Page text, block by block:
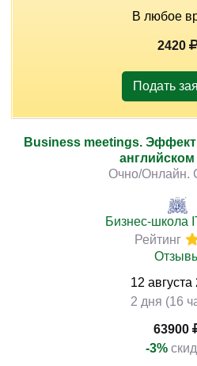
В любое
2420
Подать
Business meetings.
Очно/Онлайн.
Бизнес-школа
Рейтинг
12 августа
2 дня (16
63900
-3%